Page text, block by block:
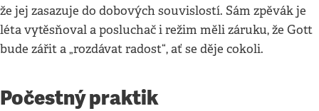
že jej zasazuje do dobových souvislostí. Sám zpěvák je
léta vytěsňoval a posluchač i režim měli záruku, že Gott
bude zářit a „rozdávat radost“, ať se děje cokoli.
Počestný praktik